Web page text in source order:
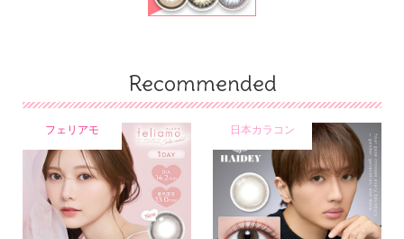
Recommended
フェリアモ 日本カラコン